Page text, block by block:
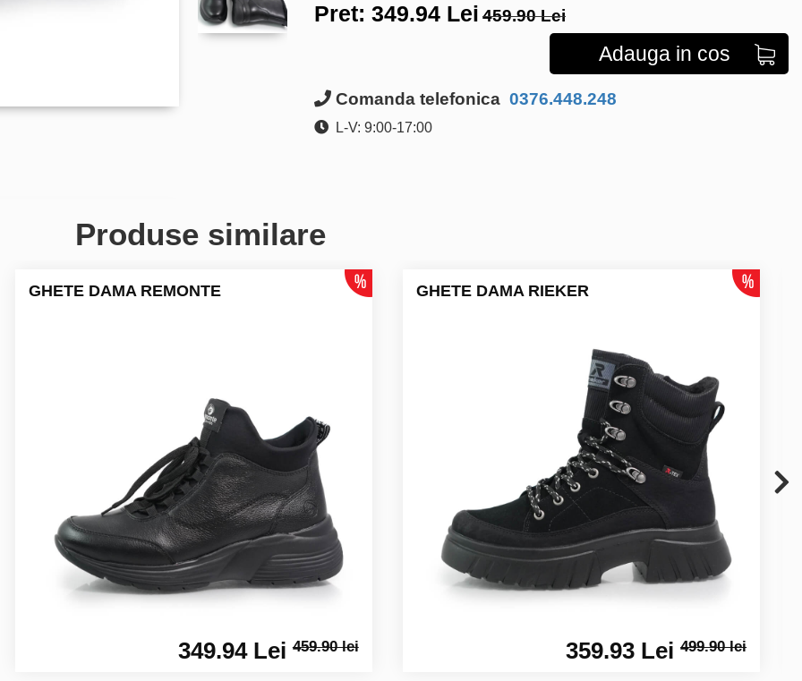
Pret: 349.94 Lei 459.90 Lei
Adauga in cos
Comanda telefonica 0376.448.248
L-V: 9:00-17:00
Produse similare
GHETE DAMA REMONTE
349.94 Lei459.90 lei
GHETE DAMA RIEKER
359.93 Lei499.90 lei